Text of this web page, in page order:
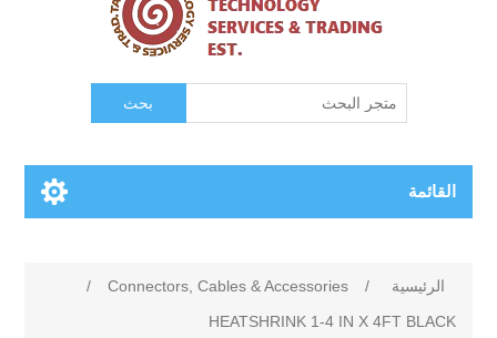
بحث
القائمة
الرئيسية /
Connectors, Cables & Accessories
/
HEATSHRINK 1-4 IN X 4FT BLACK